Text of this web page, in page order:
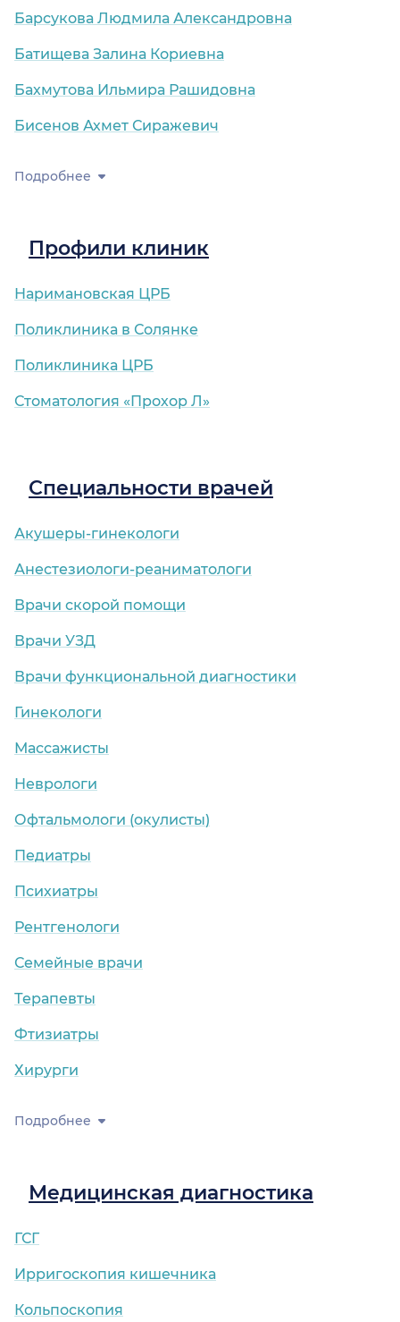
Барсукова Людмила Александровна
Батищева Залина Кориевна
Бахмутова Ильмира Рашидовна
Бисенов Ахмет Сиражевич
Подробнее
Профили клиник
Наримановская ЦРБ
Поликлиника в Солянке
Поликлиника ЦРБ
Стоматология «Прохор Л»
Специальности врачей
Акушеры-гинекологи
Анестезиологи-реаниматологи
Врачи скорой помощи
Врачи УЗД
Врачи функциональной диагностики
Гинекологи
Массажисты
Неврологи
Офтальмологи (окулисты)
Педиатры
Психиатры
Рентгенологи
Семейные врачи
Терапевты
Фтизиатры
Хирурги
Подробнее
Медицинская диагностика
ГСГ
Ирригоскопия кишечника
Кольпоскопия